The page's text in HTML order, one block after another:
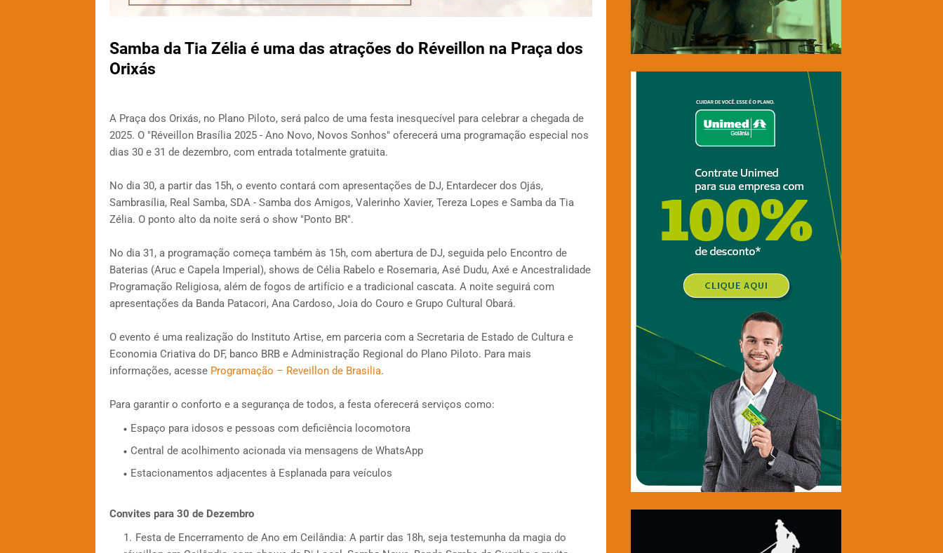
Samba da Tia Zélia é uma das atrações do Réveillon na Praça dos
Orixás
A Praça dos Orixás, no Plano Piloto, será palco de uma festa inesquecível para celebrar a chegada de
2025. O "Réveillon Brasília 2025 - Ano Novo, Novos Sonhos" oferecerá uma programação especial nos
dias 30 e 31 de dezembro, com entrada totalmente gratuita.
No dia 30, a partir das 15h, o evento contará com apresentações de DJ, Entardecer dos Ojás,
Sambrasília, Real Samba, SDA - Samba dos Amigos, Valerinho Xavier, Tereza Lopes e Samba da Tia
Zélia. O ponto alto da noite será o show "Ponto BR".
No dia 31, a programação começa também às 15h, com abertura de DJ, seguida pelo Encontro de
Baterias (Aruc e Capela Imperial), shows de Célia Rabelo e Rosemaria, Asé Dudu, Axé e Ancestralidade
Programação Religiosa, além de fogos de artifício e a tradicional cascata. A noite seguirá com
apresentações da Banda Patacori, Ana Cardoso, Joia do Couro e Grupo Cultural Obará.
O evento é uma realização do Instituto Artise, em parceria com a Secretaria de Estado de Cultura e
Economia Criativa do DF, banco BRB e Administração Regional do Plano Piloto. Para mais
informações, acesse Programação – Reveillon de Brasilia.
Para garantir o conforto e a segurança de todos, a festa oferecerá serviços como:
Espaço para idosos e pessoas com deficiência locomotora
Central de acolhimento acionada via mensagens de WhatsApp
Estacionamentos adjacentes à Esplanada para veículos
Convites para 30 de Dezembro
Festa de Encerramento de Ano em Ceilândia: A partir das 18h, seja testemunha da magia do